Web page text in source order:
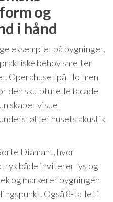
og
i hånd
eksempler på bygninger,
behov smelter
Operahuset på Holmen
den skulpturelle facade
skaber visuel
husets akustik
Diamant, hvor
både inviterer lys og
og markerer bygningen
Også 8-tallet i